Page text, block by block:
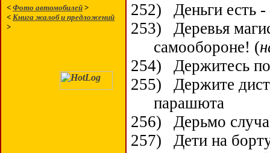
< Фото автомобилей >
< Книга жалоб и предложений
>
252)
Деньги есть
253)
Деревья
самообороне! (
254)
Держитесь
255)
Держите
парашюта
256)
Дерьмо
257)
Дети на